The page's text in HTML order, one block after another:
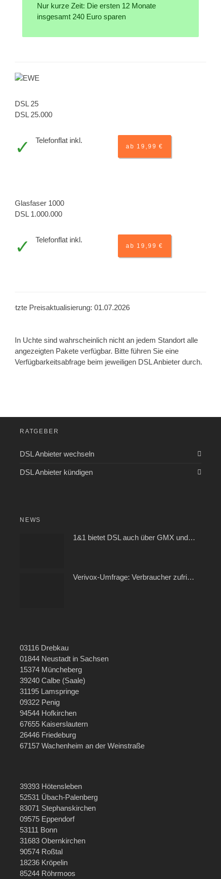
Nur kurze Zeit: Die ersten 12 Monate
insgesamt 240 Euro sparen
DSL 25
DSL 25.000
Telefonflat inkl.
ab 19,99 €
Glasfaser 1000
DSL 1.000.000
Telefonflat inkl.
ab 19,99 €
Letzte Preisaktualisierung: 01.07.2026
In Uchte sind wahrscheinlich nicht an jedem Standort alle
angezeigten Pakete verfügbar. Bitte führen Sie eine
Verfügbarkeitsabfrage beim jeweiligen DSL Anbieter durch.
RATGEBER
DSL Anbieter wechseln
DSL Anbieter kündigen
NEWS
1&1 bietet DSL auch über GMX und WEB.DE
Verivox-Umfrage: Verbraucher zufrieden mit ihrem Kabel- und Internetanbieter
03116 Drebkau
01844 Neustadt in Sachsen
15374 Müncheberg
39240 Calbe (Saale)
31195 Lamspringe
09322 Penig
94544 Hofkirchen
67655 Kaiserslautern
26446 Friedeburg
67157 Wachenheim an der Weinstraße
39393 Hötensleben
52531 Übach-Palenberg
83071 Stephanskirchen
09575 Eppendorf
53111 Bonn
31683 Obernkirchen
90574 Roßtal
18236 Kröpelin
85244 Röhrmoos